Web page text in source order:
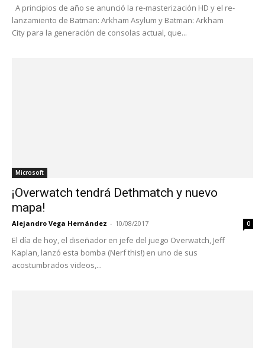
A principios de año se anunció la re-masterización HD y el re-
lanzamiento de Batman: Arkham Asylum y Batman: Arkham
City para la generación de consolas actual, que...
Microsoft
¡Overwatch tendrá Dethmatch y nuevo
mapa!
Alejandro Vega Hernández - 10/08/2017 0
El día de hoy, el diseñador en jefe del juego Overwatch, Jeff
Kaplan, lanzó esta bomba (Nerf this!) en uno de sus
acostumbrados videos,...